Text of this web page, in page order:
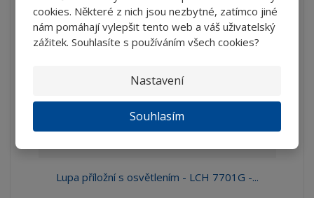
cookies. Některé z nich jsou nezbytné, zatímco jiné
nám pomáhají vylepšit tento web a váš uživatelský
zážitek. Souhlasíte s používáním všech cookies?
Nastavení
Souhlasím
Lupa příložní s osvětlením - LCH 7701G -...